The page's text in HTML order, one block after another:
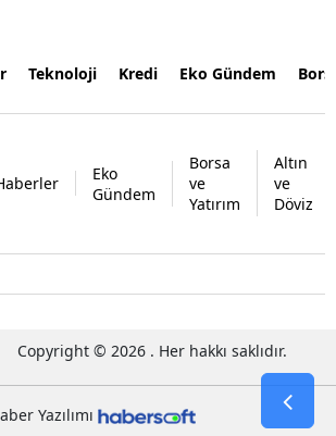
Teknoloji Kredi Eko Gündem
Eko
Gündem
Borsa
ve
Yatırım
Altın
ve
Döviz
Copyright © 2026 . Her hakkı saklıdır.
Yazılımı